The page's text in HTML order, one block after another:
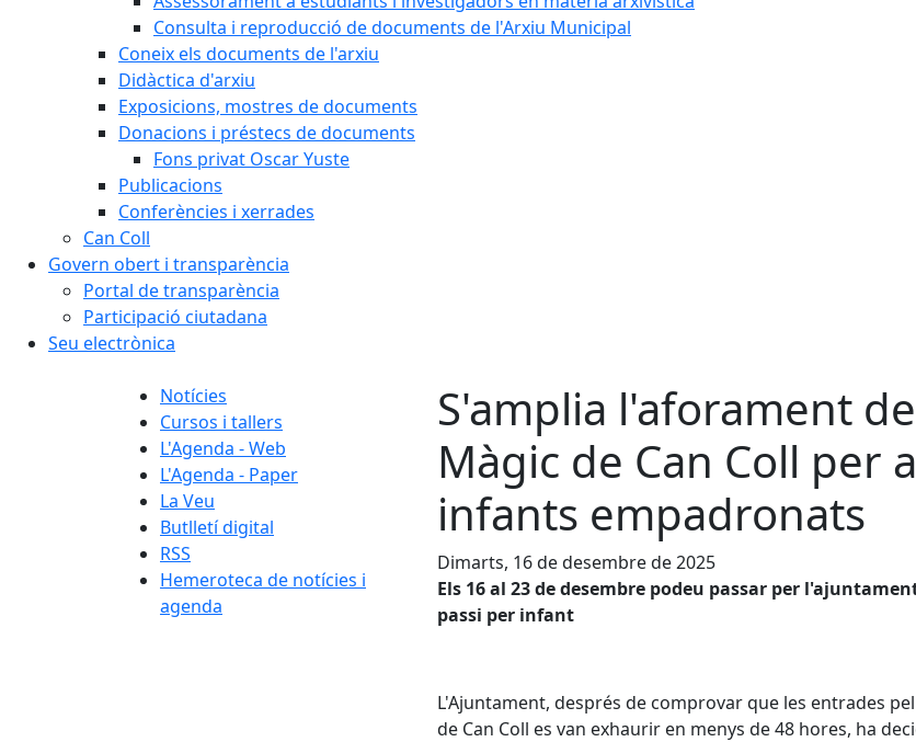
Consulta i reproducció de documents de l'Arxiu Municipal
Coneix els documents de l'arxiu
Didàctica d'arxiu
Exposicions, mostres de documents
Donacions i préstecs de documents
Fons privat Oscar Yuste
Publicacions
Conferències i xerrades
Can Coll
Govern obert i transparència
Portal de transparència
Participació ciutadana
Seu electrònica
Notícies
Cursos i tallers
L'Agenda - Web
L'Agenda - Paper
La Veu
Butlletí digital
RSS
Hemeroteca de notícies i
agenda
S'amplia l'aforament
Màgic de Can Coll per
infants empadronats
Dimarts, 16 de desembre de 2025
Els 16 al 23 de desembre podeu passar per
passi per infant
L'Ajuntament, després de comprovar que les entrades
de Can Coll es van exhaurir en menys de 48 hores, ha